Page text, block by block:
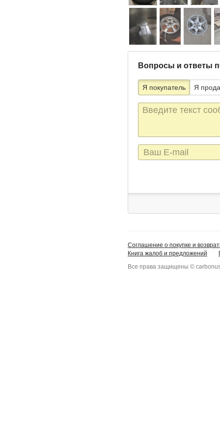
Вопросы и ответы
Я покупатель Я
Текст
сообщения
E-
mail
Соглашение о покупке и
Книга жалоб и предложений
Все права защищены ©